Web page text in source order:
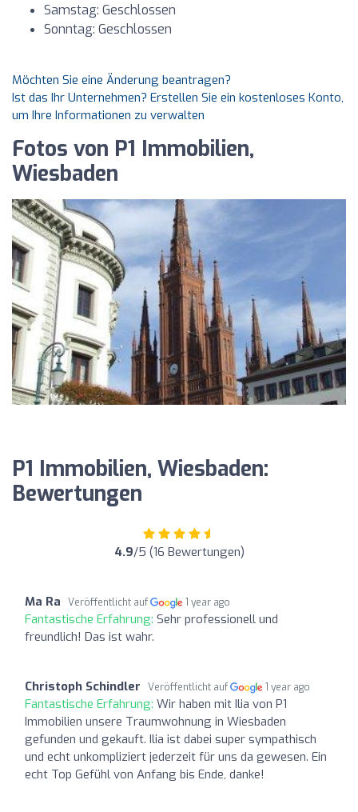
Samstag: Geschlossen
Sonntag: Geschlossen
Möchten Sie eine Änderung beantragen?
Ist das Ihr Unternehmen? Erstellen Sie ein kostenloses Konto,
um Ihre Informationen zu verwalten
Fotos von P1 Immobilien,
Wiesbaden
P1 Immobilien, Wiesbaden:
Bewertungen
4.9/5 (16 Bewertungen)
Ma Ra Veröffentlicht auf 1 year ago
Fantastische Erfahrung: Sehr professionell und
freundlich! Das ist wahr.
Christoph Schindler Veröffentlicht auf 1 year ago
Fantastische Erfahrung: Wir haben mit Ilia von P1
Immobilien unsere Traumwohnung in Wiesbaden
gefunden und gekauft. Ilia ist dabei super sympathisch
und echt unkompliziert jederzeit für uns da gewesen. Ein
echt Top Gefühl von Anfang bis Ende, danke!